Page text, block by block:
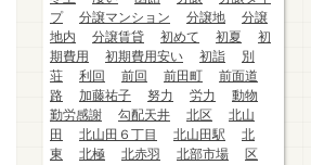
プ
分譲マンション 分譲地
分譲
地内
分譲賃貸 初めて 初夏
初
期費用
初期費用安い 初詣
別
荘
利回 前回 前田町
前面道
路
加藤祐子 努力 労力
動物
勤労感謝
勾配天井 北区
北山
田
北山田６丁目 北山田駅
北
東
北極 北赤羽 北部市場
区